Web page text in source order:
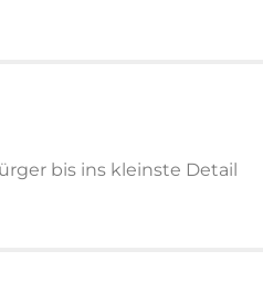
bis ins kleinste Detail